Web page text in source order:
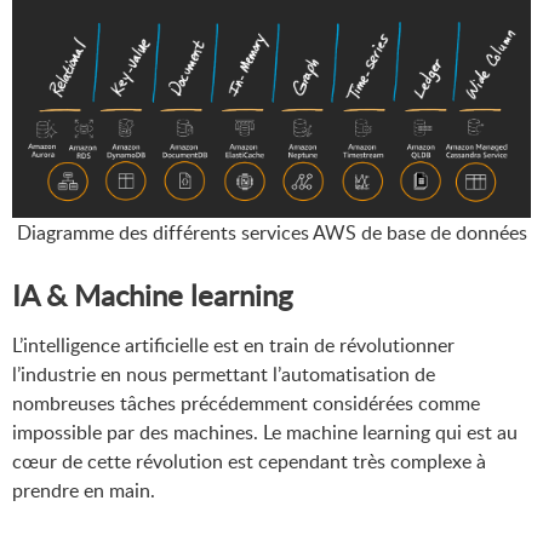
Diagramme des différents services AWS de base de données
IA & Machine learning
L’intelligence artificielle est en train de révolutionner
l’industrie en nous permettant l’automatisation de
nombreuses tâches précédemment considérées comme
impossible par des machines. Le machine learning qui est au
cœur de cette révolution est cependant très complexe à
prendre en main.